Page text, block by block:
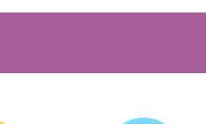
时。试题满分为